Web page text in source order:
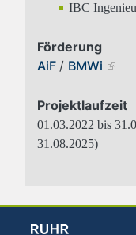
IBC
Förderung
AiF / BMWi
Projektlaufzeit
01.03.2022 bis
31.08.2025)